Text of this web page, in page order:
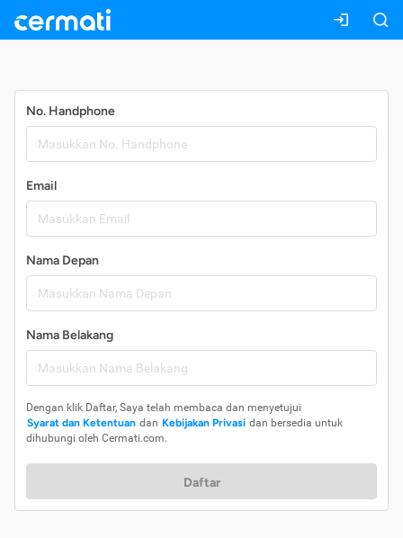
No. Handphone
Email
Nama Depan
Nama Belakang
Dengan klik Daftar, Saya telah membaca dan menyetujui
Syarat dan Ketentuan dan Kebijakan Privasi dan bersedia untuk
dihubungi oleh Cermati.com.
Daftar